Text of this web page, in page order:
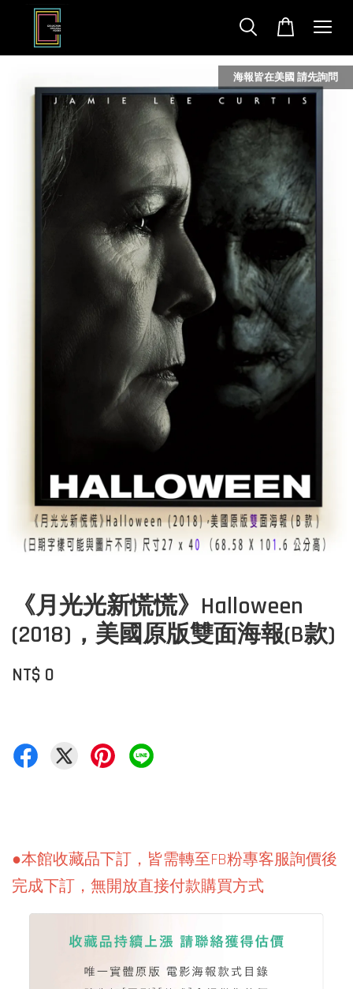
海報皆在美國 請先詢問
《月光光新慌慌》Halloween
(2018)，美國原版雙面海報(B款)
NT$ 0
●本館收藏品下訂，皆需轉至FB粉專客服詢價後
完成下訂，無開放直接付款購買方式